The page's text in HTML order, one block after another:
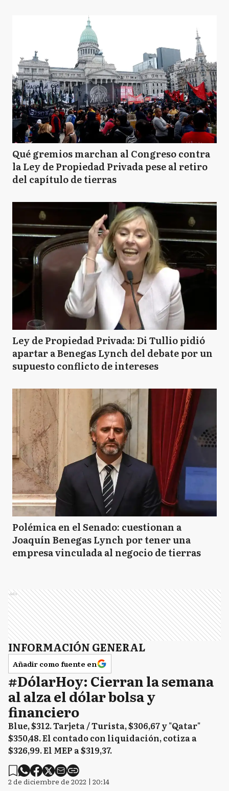
Qué gremios marchan al Congreso contra
la Ley de Propiedad Privada pese al retiro
del capítulo de tierras
Ley de Propiedad Privada: Di Tullio pidió
apartar a Benegas Lynch del debate por un
supuesto conflicto de intereses
Polémica en el Senado: cuestionan a
Joaquín Benegas Lynch por tener una
empresa vinculada al negocio de tierras
Ads
INFORMACIÓN GENERAL
Añadir como fuente en
#DólarHoy: Cierran la semana
al alza el dólar bolsa y
financiero
Blue, $312. Tarjeta / Turista, $306,67 y "Qatar"
$350,48. El contado con liquidación, cotiza a
$326,99. El MEP a $319,37.
2 de diciembre de 2022 | 20:14